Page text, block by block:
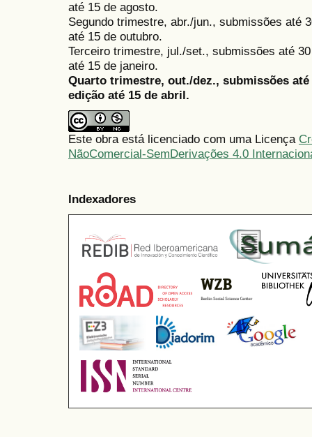
até 15 de agosto.
Segundo trimestre, abr./jun., submissões até
até 15 de outubro.
Terceiro trimestre, jul./set., submissões até
até 15 de janeiro.
Quarto trimestre, out./dez., submissões
edição até 15 de abril.
Este obra está licenciado com uma Licença
NãoComercial-SemDerivações 4.0
Indexadores